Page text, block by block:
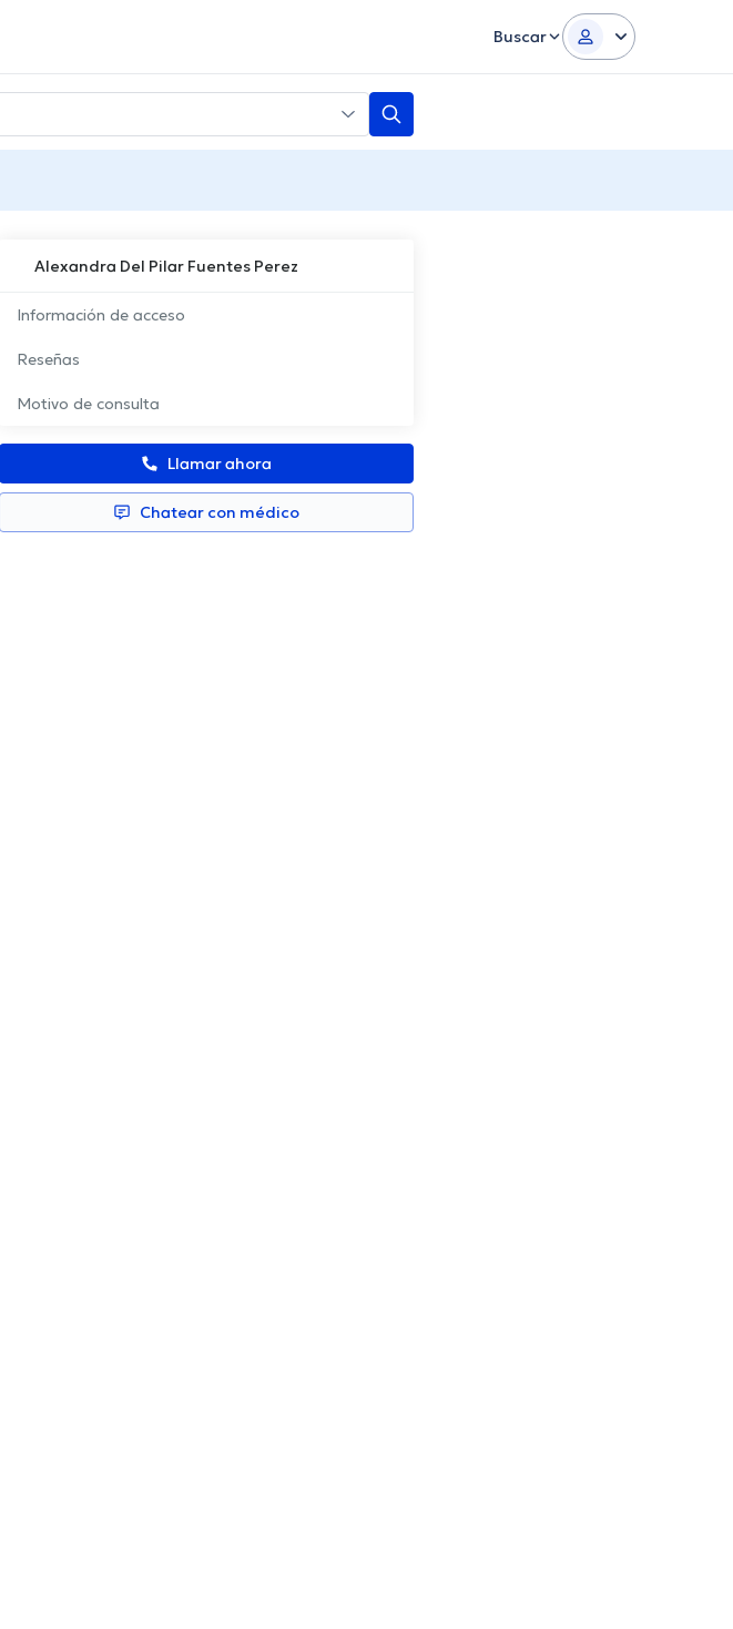
Buscar
Alexandra Del Pilar Fuentes Perez
Información de acceso
Reseñas
Motivo de consulta
Llamar ahora
Chatear con médico